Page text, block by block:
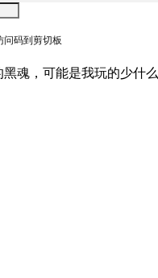
问码到剪切板
魂，可能是我玩的少什么